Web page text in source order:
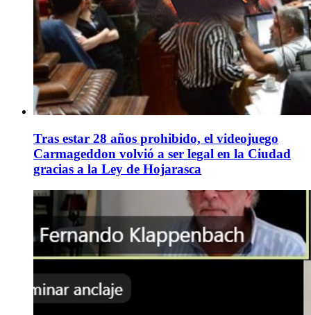
Tras estar 28 años prohibido, el videojuego
Carmageddon volvió a ser legal en la Ciudad
gracias a la Ley de Hojarasca